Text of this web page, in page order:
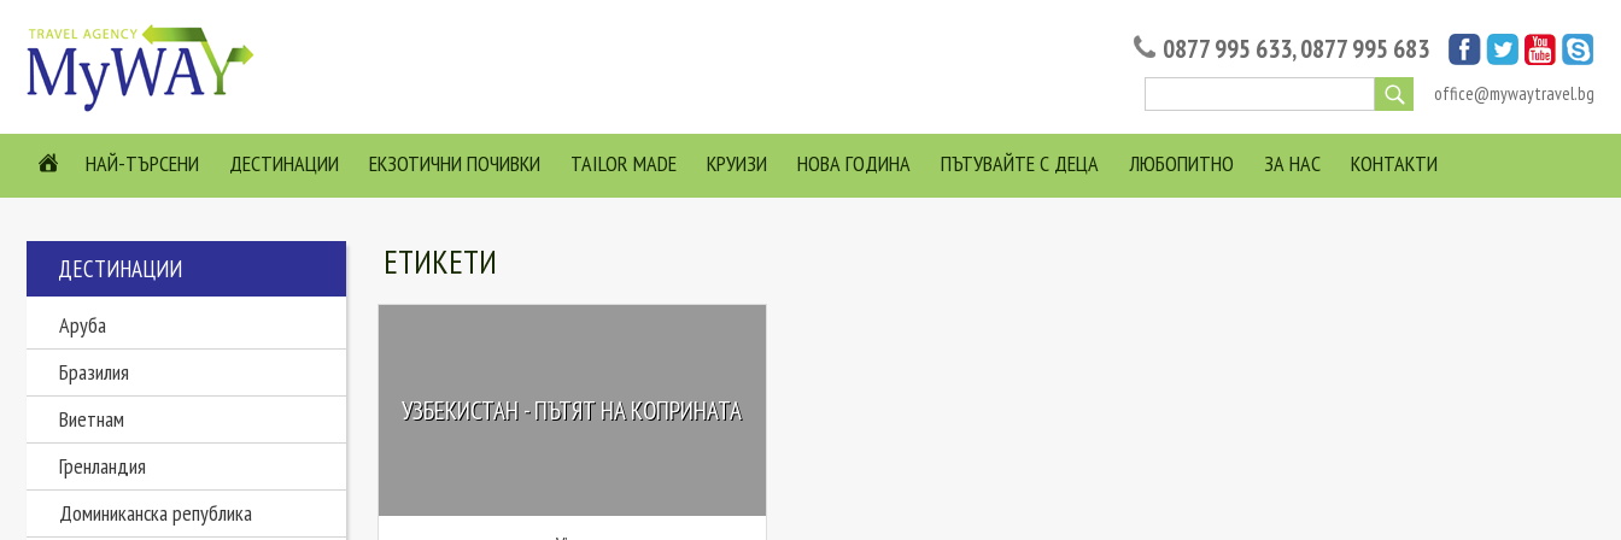
0877 995 633,0877 995 683
office@mywaytravel.bg
НАЙ-ТЪРСЕНИ ДЕСТИНАЦИИ ЕКЗОТИЧНИ ПОЧИВКИ TAILOR MADE КРУИЗИ НОВА ГОДИНА ПЪТУВАЙТЕ С ДЕЦА ЛЮБОПИТНО ЗА НАС КОНТАКТИ
ДЕСТИНАЦИИ
Аруба
Бразилия
Виетнам
Гренландия
Доминиканска република
ЕТИКЕТИ
УЗБЕКИСТАН - ПЪТЯТ НА КОПРИНАТА